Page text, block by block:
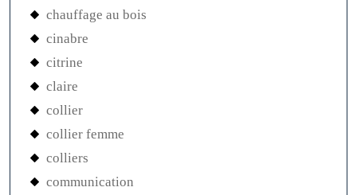
chauffage au bois
cinabre
citrine
claire
collier
collier femme
colliers
communication